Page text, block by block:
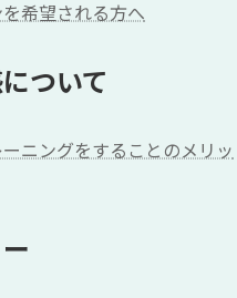
希望される方へ
ついて
ニングをすることのメリッ